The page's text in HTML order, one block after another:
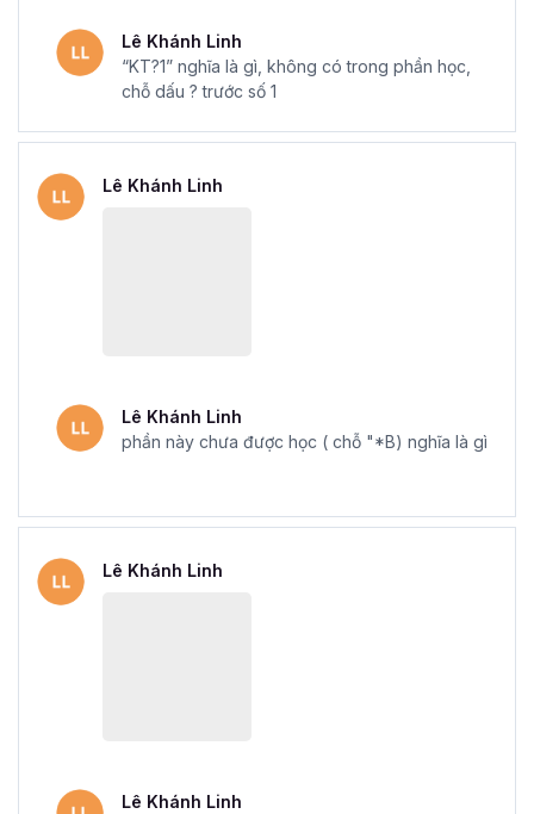
Mẫu chứng chỉ Excel sau khi hoàn thành khóa học tại Gitiho
Gitiho, sẽ giúp bạn làm việc linh hoạt hơn, mở ra cơ hội
nhận những ưu đãi tuyệt vời từ Gitiho nhé.
Lê Khánh Linh
“KT?1” nghĩa là gì, không có trong phần học,
chỗ dấu ? trước số 1
Lê Khánh Linh
Lê Khánh Linh
phần này chưa được học ( chỗ "*B) nghĩa là gì
Lê Khánh Linh
Lê Khánh Linh